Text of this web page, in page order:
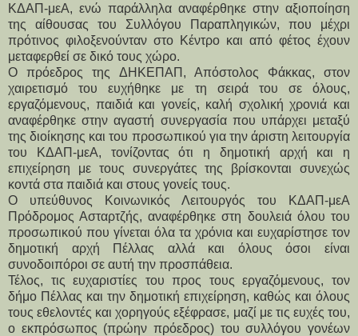
ΚΔΑΠ-μεΑ, ενώ παράλληλα αναφέρθηκε στην αξιοποίηση
της αίθουσας του Συλλόγου Παραπληγικών, που μέχρι
πρότινος φιλοξενούνταν στο Κέντρο και από φέτος έχουν
μεταφερθεί σε δικό τους χώρο.
Ο πρόεδρος της ΔΗΚΕΠΑΠ, Απόστολος Φάκκας, στον
χαιρετισμό του ευχήθηκε με τη σειρά του σε όλους,
εργαζόμενους, παιδιά και γονείς, καλή σχολική χρονιά και
αναφέρθηκε στην αγαστή συνεργασία που υπάρχει μεταξύ
της διοίκησης και του προσωπικού για την άριστη λειτουργία
του ΚΔΑΠ-μεΑ, τονίζοντας ότι η δημοτική αρχή και η
επιχείρηση με τους συνεργάτες της βρίσκονται συνεχώς
κοντά στα παιδιά και στους γονείς τους.
Ο υπεύθυνος Κοινωνικός Λειτουργός του ΚΔΑΠ-μεΑ
Πρόδρομος Ασταρτζής, αναφέρθηκε στη δουλειά όλου του
προσωπικού που γίνεται όλα τα χρόνια και ευχαρίστησε τον
δημοτική αρχή Πέλλας αλλά και όλους όσοι είναι
συνοδοιπόροι σε αυτή την προσπάθεια.
Τέλος, τις ευχαριστίες του προς τους εργαζόμενους, τον
δήμο Πέλλας και την δημοτική επιχείρηση, καθώς και όλους
τους εθελοντές και χορηγούς εξέφρασε, μαζί με τις ευχές του,
ο εκπρόσωπος (πρώην πρόεδρος) του συλλόγου γονέων